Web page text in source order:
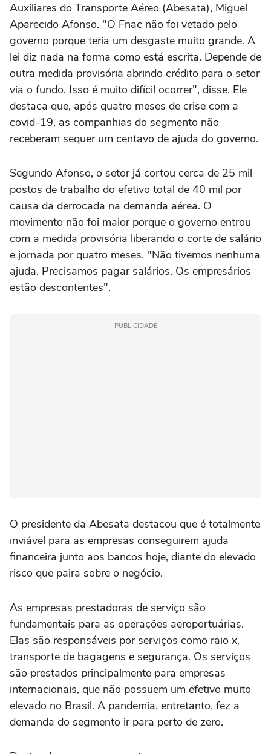
Auxiliares do Transporte Aéreo (Abesata), Miguel
Aparecido Afonso. "O Fnac não foi vetado pelo
governo porque teria um desgaste muito grande. A
lei diz nada na forma como está escrita. Depende de
outra medida provisória abrindo crédito para o setor
via o fundo. Isso é muito difícil ocorrer", disse. Ele
destaca que, após quatro meses de crise com a
covid-19, as companhias do segmento não
receberam sequer um centavo de ajuda do governo.
Segundo Afonso, o setor já cortou cerca de 25 mil
postos de trabalho do efetivo total de 40 mil por
causa da derrocada na demanda aérea. O
movimento não foi maior porque o governo entrou
com a medida provisória liberando o corte de salário
e jornada por quatro meses. "Não tivemos nenhuma
ajuda. Precisamos pagar salários. Os empresários
estão descontentes".
PUBLICIDADE
O presidente da Abesata destacou que é totalmente
inviável para as empresas conseguirem ajuda
financeira junto aos bancos hoje, diante do elevado
risco que paira sobre o negócio.
As empresas prestadoras de serviço são
fundamentais para as operações aeroportuárias.
Elas são responsáveis por serviços como raio x,
transporte de bagagens e segurança. Os serviços
são prestados principalmente para empresas
internacionais, que não possuem um efetivo muito
elevado no Brasil. A pandemia, entretanto, fez a
demanda do segmento ir para perto de zero.